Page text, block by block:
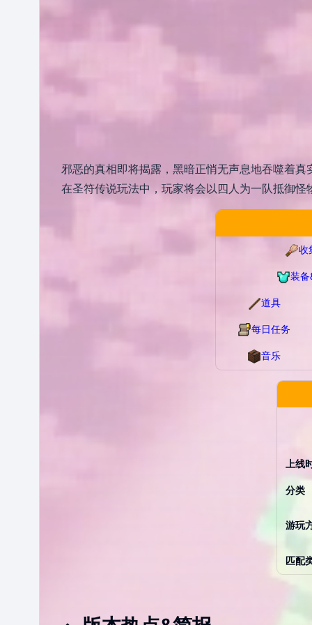
邪恶的真相即将揭露，黑暗正悄无声息地吞噬着真
在圣符传说玩法中，玩家将会以四人为一队抵御
收
装备
道具
每日任务
音乐
上线
分类
游玩
匹配